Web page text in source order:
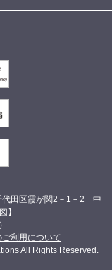
田区霞が関2－1－2 中
】
利用について
All Rights Reserved.